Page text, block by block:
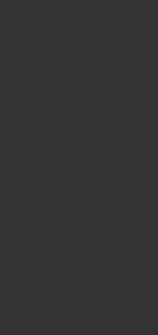
3D スニーカー